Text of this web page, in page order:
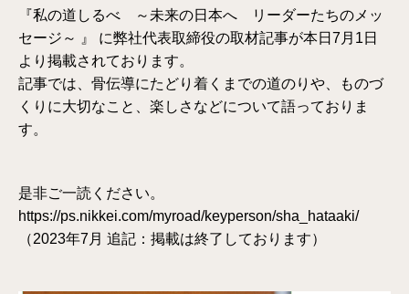
『私の道しるべ ～未来の日本へ リーダーたちのメッ
セージ～ 』 に弊社代表取締役の取材記事が本日7月1日
より掲載されております。
記事では、骨伝導にたどり着くまでの道のりや、ものづ
くりに大切なこと、楽しさなどについて語っておりま
す。
是非ご一読ください。
https://ps.nikkei.com/myroad/keyperson/sha_hataaki/
（2023年7月 追記：掲載は終了しております）